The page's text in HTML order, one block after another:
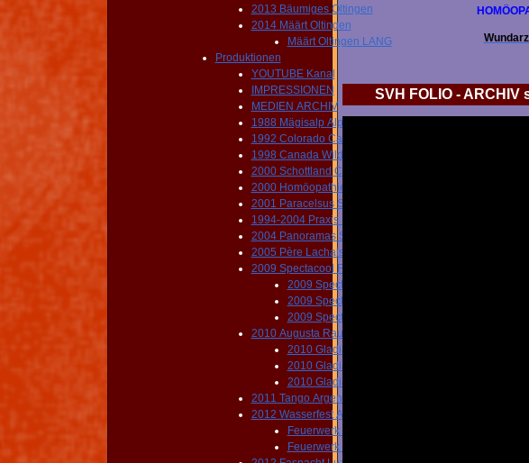
2013 Bäumiges Oltingen
2014 Määrt Oltingen
Määrt Oltingen LANG
Produktionen
YOUTUBE Kanal
IMPRESSIONEN
MEDIEN ARCHIV
1988 Mägisalp Alpkäse
1992 Colorado California
1998 Canada Wildlife
2000 Schottland Calanish
2000 Homöopathie Museum
2001 Paracelsus Schwyz
1994-2004 Praxis Schwyz
2004 Panoramas Schwyz
2005 Père Lachaise Paris
2009 Spectacool Fuldera
2009 Spectacool Allegra
2009 Spectacool Gruppen
2009 Spectacool Sonda
2010 Augusta Raurica
2010 Gladiatorenspiele 1
2010 Gladiatorenspiele 2
2010 Gladiatorenspiele 3
2011 Tango Argentina Thun
2012 Wasserfest Aarburg
Feuerwerk Teil 1
Feuerwerk Teil 2
SVH FOLIO - ARCHIV